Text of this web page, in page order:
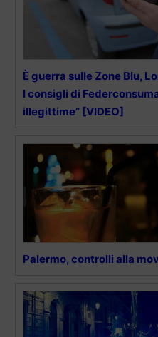
È guerra sulle Zone Blu,
I consigli di
illegittime” [VIDEO]
Palermo, controlli alla